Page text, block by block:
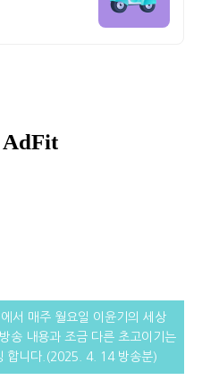
서 매주 월요일 이윤기의 세상
송 내용과 조금 다른 초고이기는
합니다.(2025. 4. 14 방송분)